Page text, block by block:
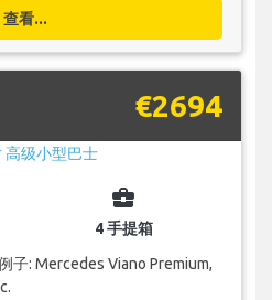
查看...
€2694
business_center
4 手提箱
子: Mercedes Viano Premium,